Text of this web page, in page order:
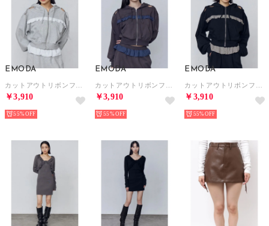
EMODA
￥3,910
55%
EMODA
￥3,910
55%
EMODA
￥3,910
55%